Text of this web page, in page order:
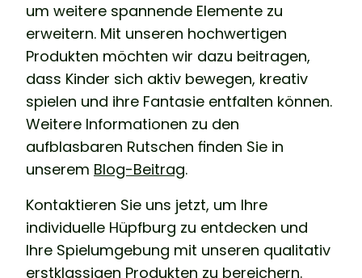
um weitere spannende Elemente zu
erweitern. Mit unseren hochwertigen
Produkten möchten wir dazu beitragen,
dass Kinder sich aktiv bewegen, kreativ
spielen und ihre Fantasie entfalten können.
Weitere Informationen zu den
aufblasbaren Rutschen finden Sie in
unserem Blog-Beitrag.
Kontaktieren Sie uns jetzt, um Ihre
individuelle Hüpfburg zu entdecken und
Ihre Spielumgebung mit unseren qualitativ
erstklassigen Produkten zu bereichern.